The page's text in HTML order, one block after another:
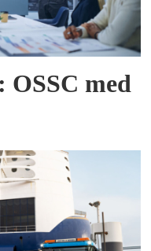
OSSC med